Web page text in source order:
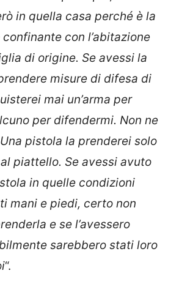
in quella casa perché è la
con l’abitazione
di origine. Se avessi la
misure di difesa di
mai un’arma per
per difendermi. Non ne
pistola la prenderei solo
piattello. Se avessi avuto
in quelle condizioni
mani e piedi, certo non
e se l’avessero
sarebbero stati loro
“.